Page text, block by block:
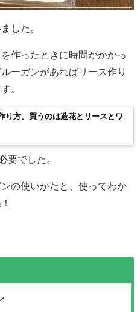
した。
作ったときに時間がかかっ
ーガンがあればリース作り
。
り方。買うのは造花とリースとワ
要でした。
の使いかたと、使ってわか